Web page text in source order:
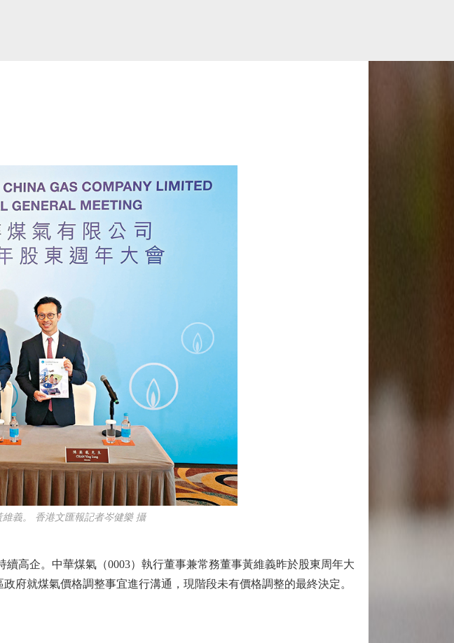
義。 香港文匯報記者岑健樂 攝
企。中華煤氣（0003）執行董事兼常務董事黃維義昨於股東周年大
府就煤氣價格調整事宜進行溝通，現階段未有價格調整的最終決定。